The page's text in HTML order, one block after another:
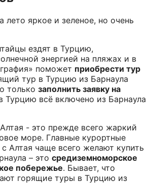
лето яркое и зеленое, но очень
ездят в Турцию,
энергией на пляжах и в
поможет приобрести тур
тур в Турцию из Барнаула
только заполнить заявку на
Турцию всё включено из Барнаула
- это прежде всего жаркий
море. Главные курортные
Алтая чаще всего желают купить
– это средиземноморское
побережье. Бывает, что
горящие туры в Турцию из